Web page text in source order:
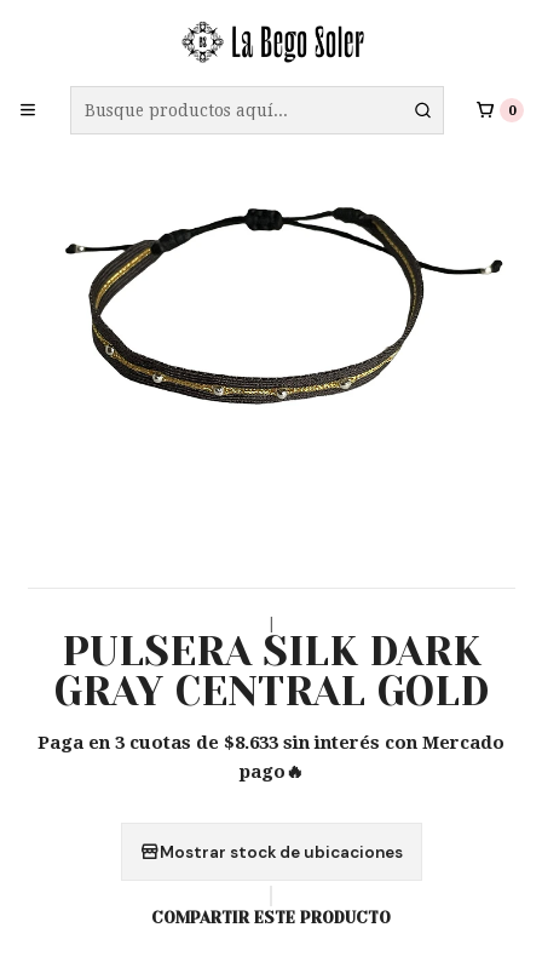
0
ENVÍO GRATIS A TODO CHILE EN COMPRAS SOBRE $69.990
|
PULSERA SILK DARK
GRAY CENTRAL GOLD
Paga en 3 cuotas de $8.633 sin interés con Mercado
pago🔥
Mostrar stock de ubicaciones
COMPARTIR ESTE PRODUCTO